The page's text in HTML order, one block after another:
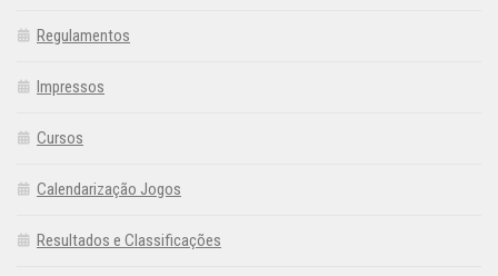
Regulamentos
Impressos
Cursos
Calendarização Jogos
Resultados e Classificações